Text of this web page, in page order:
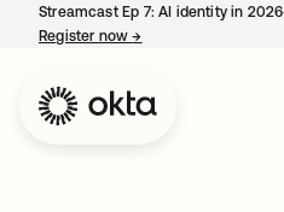
Streamcast Ep 7: AI identity in
Register now→